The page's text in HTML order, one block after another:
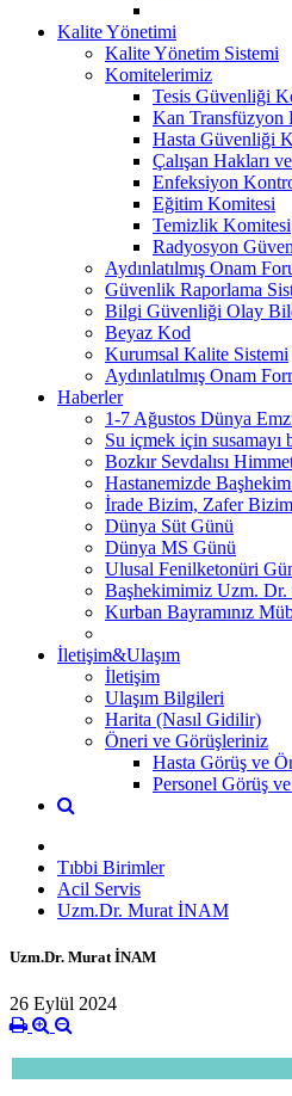
Kalite Yönetimi
Kalite Yönetim Sistemi
Komitelerimiz
Tesis Güvenliği
Kan Transfüzyon
Hasta Güvenliği
Çalışan Hakları
Enfeksiyon
Eğitim Komitesi
Temizlik Komitesi
Radyosyon
Aydınlatılmış Onam
Güvenlik Raporlama
Bilgi Güvenliği Olay
Beyaz Kod
Kurumsal Kalite Sistemi
Aydınlatılmış Onam
Haberler
1-7 Ağustos Dünya
Su içmek için susamayı
Bozkır Sevdalısı
Hastanemizde
İrade Bizim, Zafer
Dünya Süt Günü
Dünya MS Günü
Ulusal Fenilketonüri
Başhekimimiz Uzm. Dr.
Kurban Bayramınız
İletişim&Ulaşım
İletişim
Ulaşım Bilgileri
Harita (Nasıl Gidilir)
Öneri ve Görüşleriniz
Hasta Görüş ve
Personel Görüş
Tıbbi Birimler
Acil Servis
Uzm.Dr. Murat İNAM
Uzm.Dr. Murat İNAM
26 Eylül 2024